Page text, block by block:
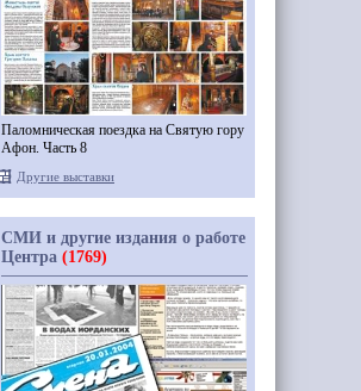
Паломническая поездка на Святую гору
Афон. Часть 8
Другие выставки
СМИ и другие издания о работе
Центра (1769)